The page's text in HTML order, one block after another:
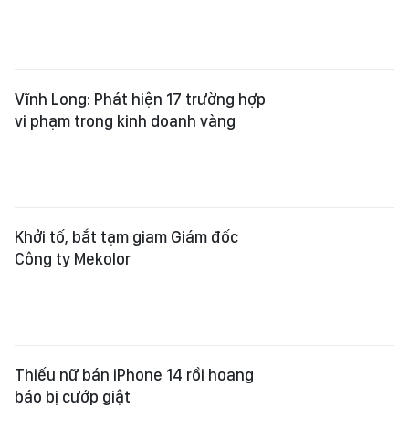
Vĩnh Long: Phát hiện 17 trường hợp
vi phạm trong kinh doanh vàng
Khởi tố, bắt tạm giam Giám đốc
Công ty Mekolor
Thiếu nữ bán iPhone 14 rồi hoang
báo bị cướp giật